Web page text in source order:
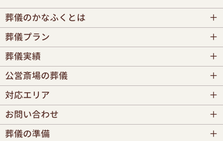
葬儀のかなふくとは
葬儀プラン
葬儀実績
公営斎場の葬儀
対応エリア
お問い合わせ
葬儀の準備